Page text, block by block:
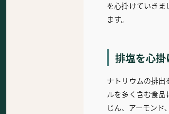
を心掛けていきま
ます。
排塩を心
ナトリウムの排出
ルを多く含む食
じん、アーモンド